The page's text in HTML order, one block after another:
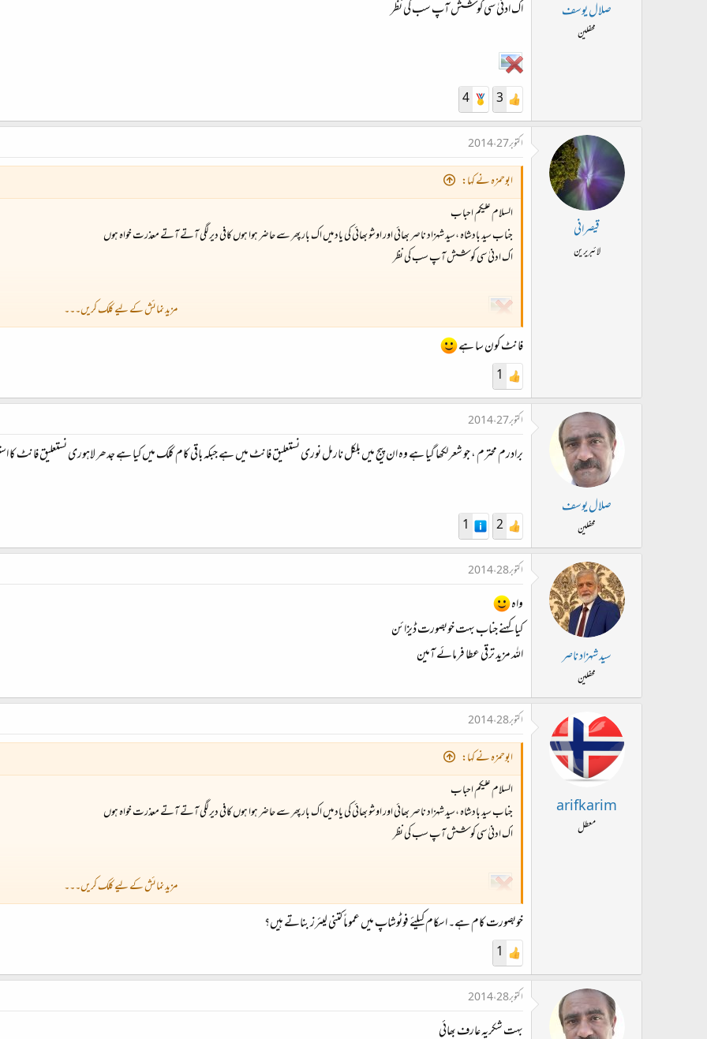
صلال یوسف
محفلین
اک ادنیٰ سی کوشش آپ سب کی نظر
3
4
قیصرانی
لائبریرین
اکتوبر 27، 2014
ابوحمزہ نے کہا:
السلام علیکم احباب
جناب سید بادشاہ ،سید شہزاد ناصر بھائی اور اوشو بھائی کی یاد میں اک بار پھر سے حاضر ہوا ہوں کافی دیر لگی آتے آتے معذرت خواہ ہوں
اک ادنیٰ سی کوشش آپ سب کی نظر
مزید نمائش کے لیے کلک کریں۔۔۔
فانٹ کون سا ہے
1
صلال یوسف
محفلین
اکتوبر 27، 2014
برادرم محترم ، جو شعر لکھا گیا ہے وہ ان پیج میں بلکل نارمل نوری نستعلیق فانٹ میں ہے جبکہ باقی کام کلک میں کیا ہے جدھر لاہوری نستعلیق فانٹ کا
2
1
سید شہزاد ناصر
محفلین
اکتوبر 28، 2014
واہ
کیا کہنے جناب بہت خوبصورت ڈیزائن
اللہ مزید ترقی عطا فرمائے آمین
arifkarim
معطل
اکتوبر 28، 2014
ابوحمزہ نے کہا:
السلام علیکم احباب
جناب سید بادشاہ ،سید شہزاد ناصر بھائی اور اوشو بھائی کی یاد میں اک بار پھر سے حاضر ہوا ہوں کافی دیر لگی آتے آتے معذرت خواہ ہوں
اک ادنیٰ سی کوشش آپ سب کی نظر
مزید نمائش کے لیے کلک کریں۔۔۔
خوبصورت کام ہے۔ اسکام کیلئے فوٹوشاپ میں عموماً کتنی لیئرز بناتے ہیں؟
1
اکتوبر 28، 2014
بہت شکریہ عارف بھائی